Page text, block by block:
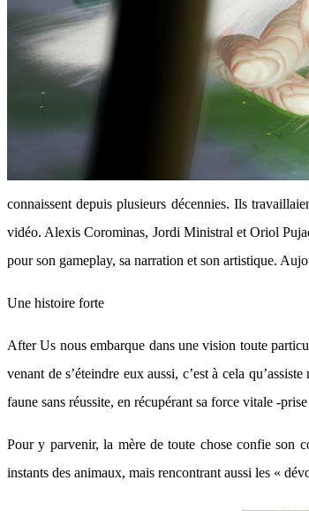
connaissent depuis plusieurs décennies. Ils
vidéo. Alexis Corominas, Jordi Ministral et Oriol
pour son gameplay, sa narration et son artistique.
Une histoire forte
After Us nous embarque dans une vision toute
venant de s’éteindre eux aussi, c’est à cela
faune sans réussite, en récupérant sa force vitale -
Pour y parvenir, la mère de toute chose confie son
instants des animaux, mais rencontrant aussi les «